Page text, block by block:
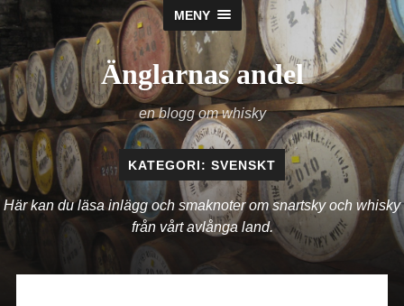
MENY
Änglarnas andel
en blogg om whisky
KATEGORI: SVENSKT
Här kan du läsa inlägg och smaknoter om snartsky och whisky
från vårt avlånga land.